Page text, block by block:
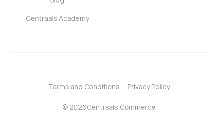
Centraals Academy
© 2026Centraals Commerce
Terms and Conditions Privacy Policy
Login